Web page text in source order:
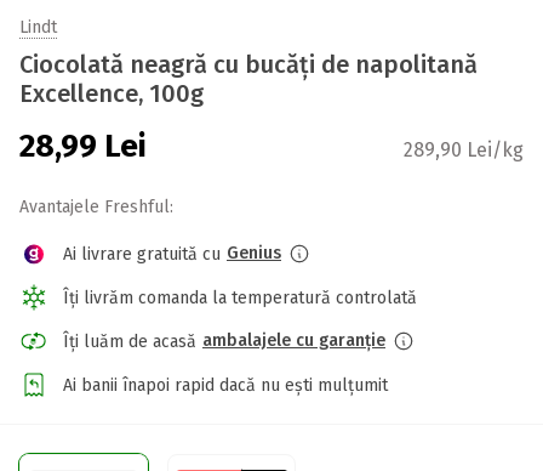
Lindt
Ciocolată neagră cu bucăți de napolitană
Excellence, 100g
28,99 Lei 289,90 Lei/kg
Avantajele Freshful:
Ai livrare gratuită cu Genius
Îți livrăm comanda la temperatură controlată
Îți luăm de acasă ambalajele cu garanție
Ai banii înapoi rapid dacă nu ești mulțumit